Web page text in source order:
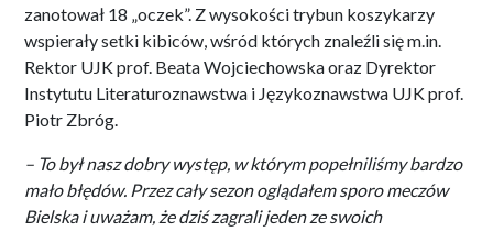
zanotował 18 „oczek”. Z wysokości trybun koszykarzy
wspierały setki kibiców, wśród których znaleźli się m.in.
Rektor UJK prof. Beata Wojciechowska oraz Dyrektor
Instytutu Literaturoznawstwa i Językoznawstwa UJK prof.
Piotr Zbróg.
– To był nasz dobry występ, w którym popełniliśmy bardzo
mało błędów. Przez cały sezon oglądałem sporo meczów
Bielska i uważam, że dziś zagrali jeden ze swoich